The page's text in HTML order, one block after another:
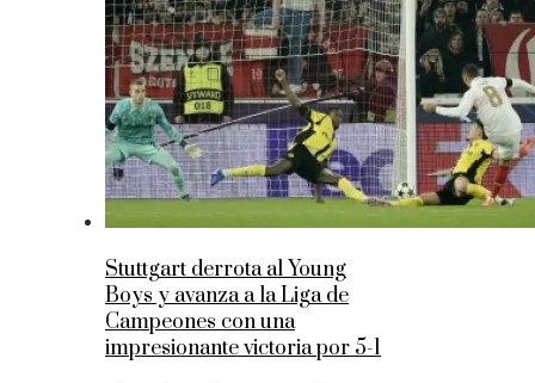
Stuttgart derrota al Young
Boys y avanza a la Liga de
Campeones con una
impresionante victoria por 5-1